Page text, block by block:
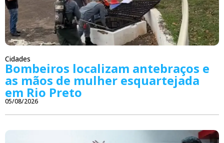
Cidades
Bombeiros localizam antebraços e
as mãos de mulher esquartejada
em Rio Preto
05/08/2026